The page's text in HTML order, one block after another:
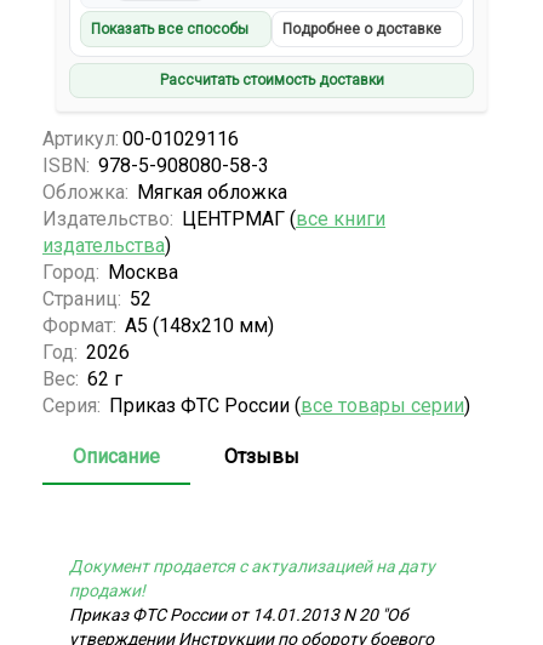
Показать все способы Подробнее о доставке
Рассчитать стоимость доставки
Артикул: 00-01029116
ISBN: 978-5-908080-58-3
Обложка: Мягкая обложка
Издательство: ЦЕНТРМАГ (все книги
издательства)
Город: Москва
Страниц: 52
Формат: А5 (148x210 мм)
Год: 2026
Вес: 62 г
Серия: Приказ ФТС России (все товары серии)
Описание Отзывы
Документ продается с актуализацией на дату
продажи!
Приказ ФТС России от 14.01.2013 N 20 "Об
утверждении Инструкции по обороту боевого